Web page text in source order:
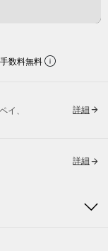
数料無料
イ、
詳細
詳細